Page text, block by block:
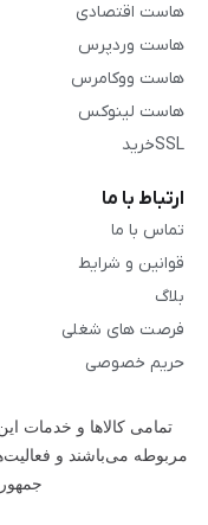
هاست اقتصادی
هاست وردپرس
هاست ووکامرس
هاست لینوکس
SSLخرید
ارتباط با ما
تماس با ما
قوانین و شرایط
بلاگ
فرصت های شغلی
حریم خصوصی
تمامی كالاها و خدمات
مربوطه می‌باشند و